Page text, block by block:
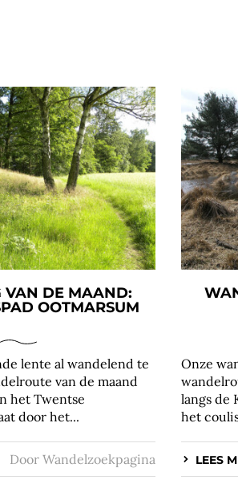
VAN DE MAAND:
OOTMARSUM
lente al wandelend te
van de maand
het Twentse
door het...
DoorWandelzoekpagina
Onze
langs de
het
LEES